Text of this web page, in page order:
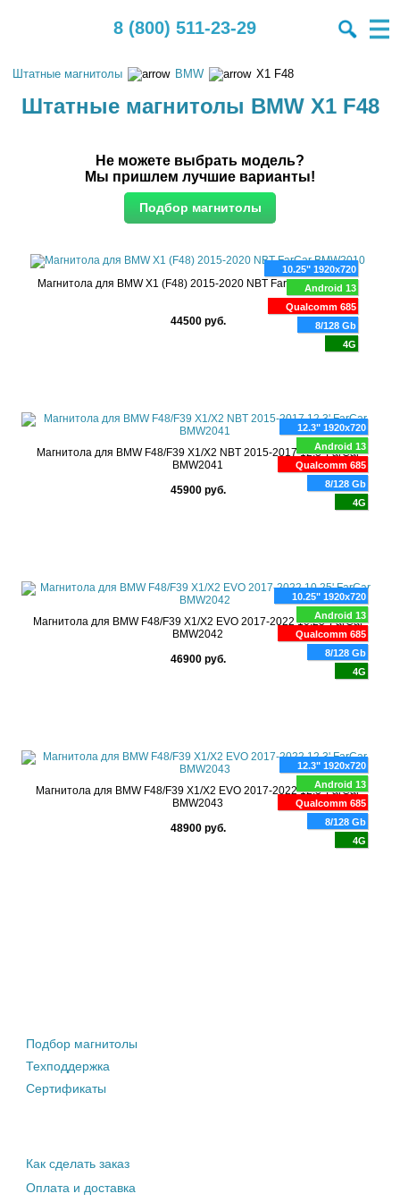
8 (800) 511-23-29
Штатные магнитолы BMW X1 F48
Штатные магнитолы BMW X1 F48
Не можете выбрать модель?
Мы пришлем лучшие варианты!
10.25" 1920x720
Android 13
Qualcomm 685
8/128 Gb
4G
Магнитола для BMW X1 (F48) 2015-2020 NBT FarCar BMW2010
44500 руб.
12.3" 1920x720
Android 13
Qualcomm 685
8/128 Gb
4G
Магнитола для BMW F48/F39 X1/X2 NBT 2015-2017 12.3' FarCar
BMW2041
45900 руб.
10.25" 1920x720
Android 13
Qualcomm 685
8/128 Gb
4G
Магнитола для BMW F48/F39 X1/X2 EVO 2017-2022 10.25' FarCar
BMW2042
46900 руб.
12.3" 1920x720
Android 13
Qualcomm 685
8/128 Gb
4G
Магнитола для BMW F48/F39 X1/X2 EVO 2017-2022 12.3' FarCar
BMW2043
48900 руб.
Подбор магнитолы
Техподдержка
Сертификаты
Как сделать заказ
Оплата и доставка